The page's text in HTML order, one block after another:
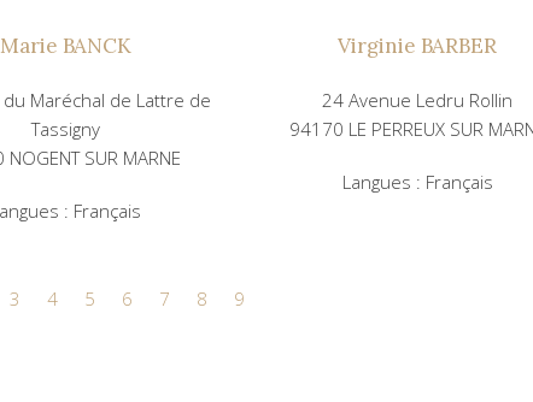
Marie BANCK
Maréchal de Lattre de
Tassigny
SUR MARNE
: Français
Virginie BARBER
24 Avenue Ledru Rollin
94170 LE PERREUX SUR
Langues : Français
3 4 5 6 7 8 9